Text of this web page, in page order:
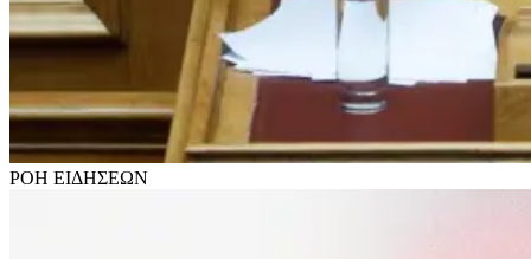
ΡΟΗ ΕΙΔΗΣΕΩΝ